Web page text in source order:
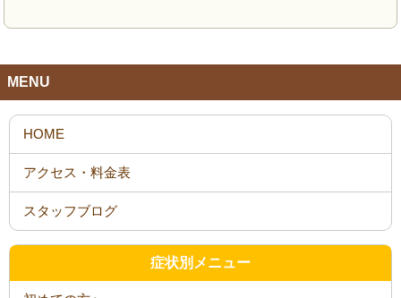
MENU
HOME
アクセス・料金表
スタッフブログ
症状別メニュー